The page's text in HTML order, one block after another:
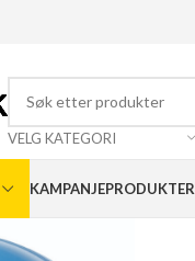
VELG KATEGORI
KAMPANJEPRODUKTER